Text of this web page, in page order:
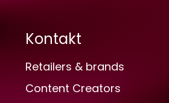
Kontakt
Retailers & brands
Content Creators